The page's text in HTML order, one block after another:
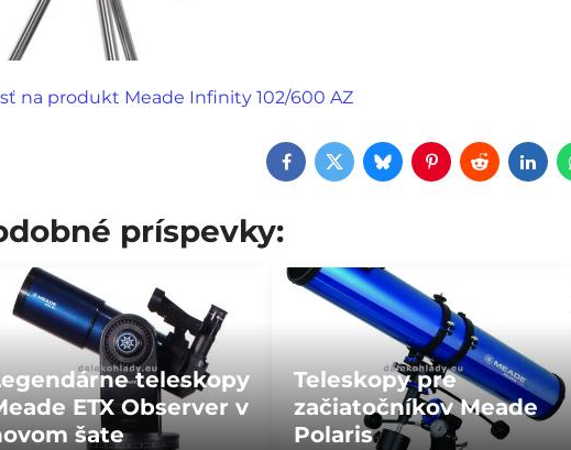
na produkt Meade Infinity 102/600 AZ
Facebook
TwitterBlueskyPinterest
Reddit
príspevky:
teleskopy
ETX Observer v
šate
Teleskopy pre
začiatočníkov Meade
Polaris